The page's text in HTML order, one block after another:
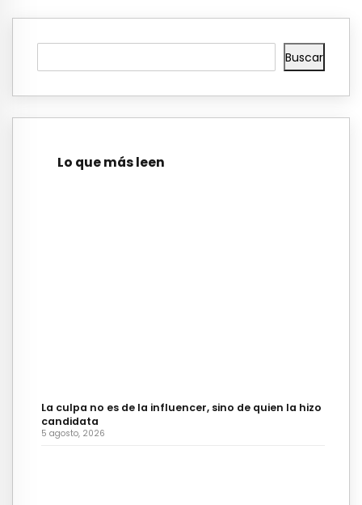
Buscar
Lo que más leen
La culpa no es de la influencer, sino de quien la hizo
candidata
5 agosto, 2026